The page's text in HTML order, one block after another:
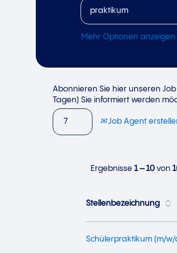
Mehr Optionen anzeigen
Abonnieren Sie hier unseren
Tagen) Sie informiert werden
Job Agent
Ergebnisse 1 – 10 von
Stellenbezeichnung
Schülerpraktikum (m/w/